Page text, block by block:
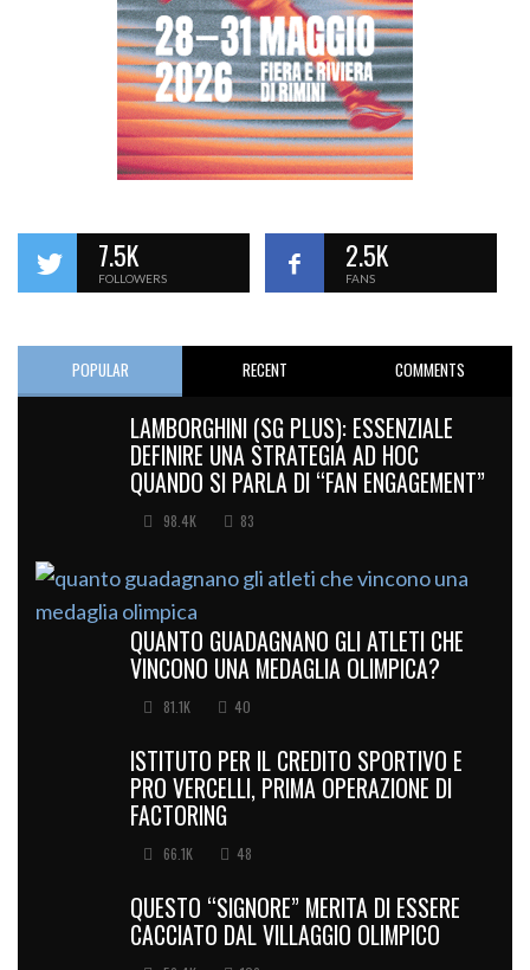
7.5K
FOLLOWERS
2.5K
FANS
POPULAR RECENT COMMENTS
LAMBORGHINI (SG PLUS): ESSENZIALE
DEFINIRE UNA STRATEGIA AD HOC
QUANDO SI PARLA DI “FAN ENGAGEMENT”
98.4K 83
QUANTO GUADAGNANO GLI ATLETI CHE
VINCONO UNA MEDAGLIA OLIMPICA?
81.1K 40
ISTITUTO PER IL CREDITO SPORTIVO E
PRO VERCELLI, PRIMA OPERAZIONE DI
FACTORING
66.1K 48
QUESTO “SIGNORE” MERITA DI ESSERE
CACCIATO DAL VILLAGGIO OLIMPICO